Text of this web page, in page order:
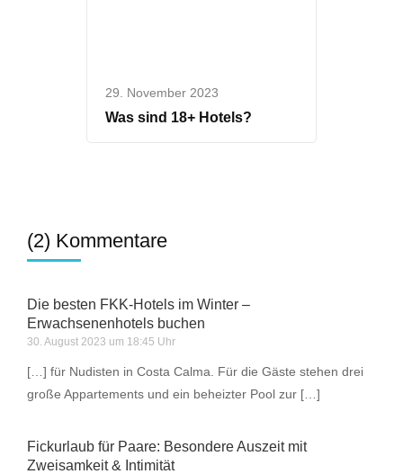
29. November 2023
Was sind 18+ Hotels?
(2) Kommentare
Die besten FKK-Hotels im Winter –
Erwachsenenhotels buchen
30. August 2023 um 18:45 Uhr
[…] für Nudisten in Costa Calma. Für die Gäste stehen drei
große Appartements und ein beheizter Pool zur […]
Fickurlaub für Paare: Besondere Auszeit mit
Zweisamkeit & Intimität